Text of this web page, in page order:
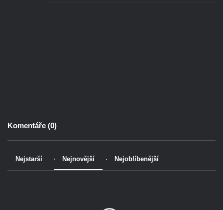
Komentáře (0)
Nejstarší Nejnovější Nejoblíbenější